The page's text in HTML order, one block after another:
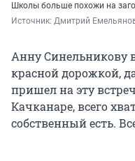
Школы больше похожи на
Источник: Дмитрий
Анну Синельникову
красной дорожкой,
пришел на эту
Качканаре, всего
собственный есть.